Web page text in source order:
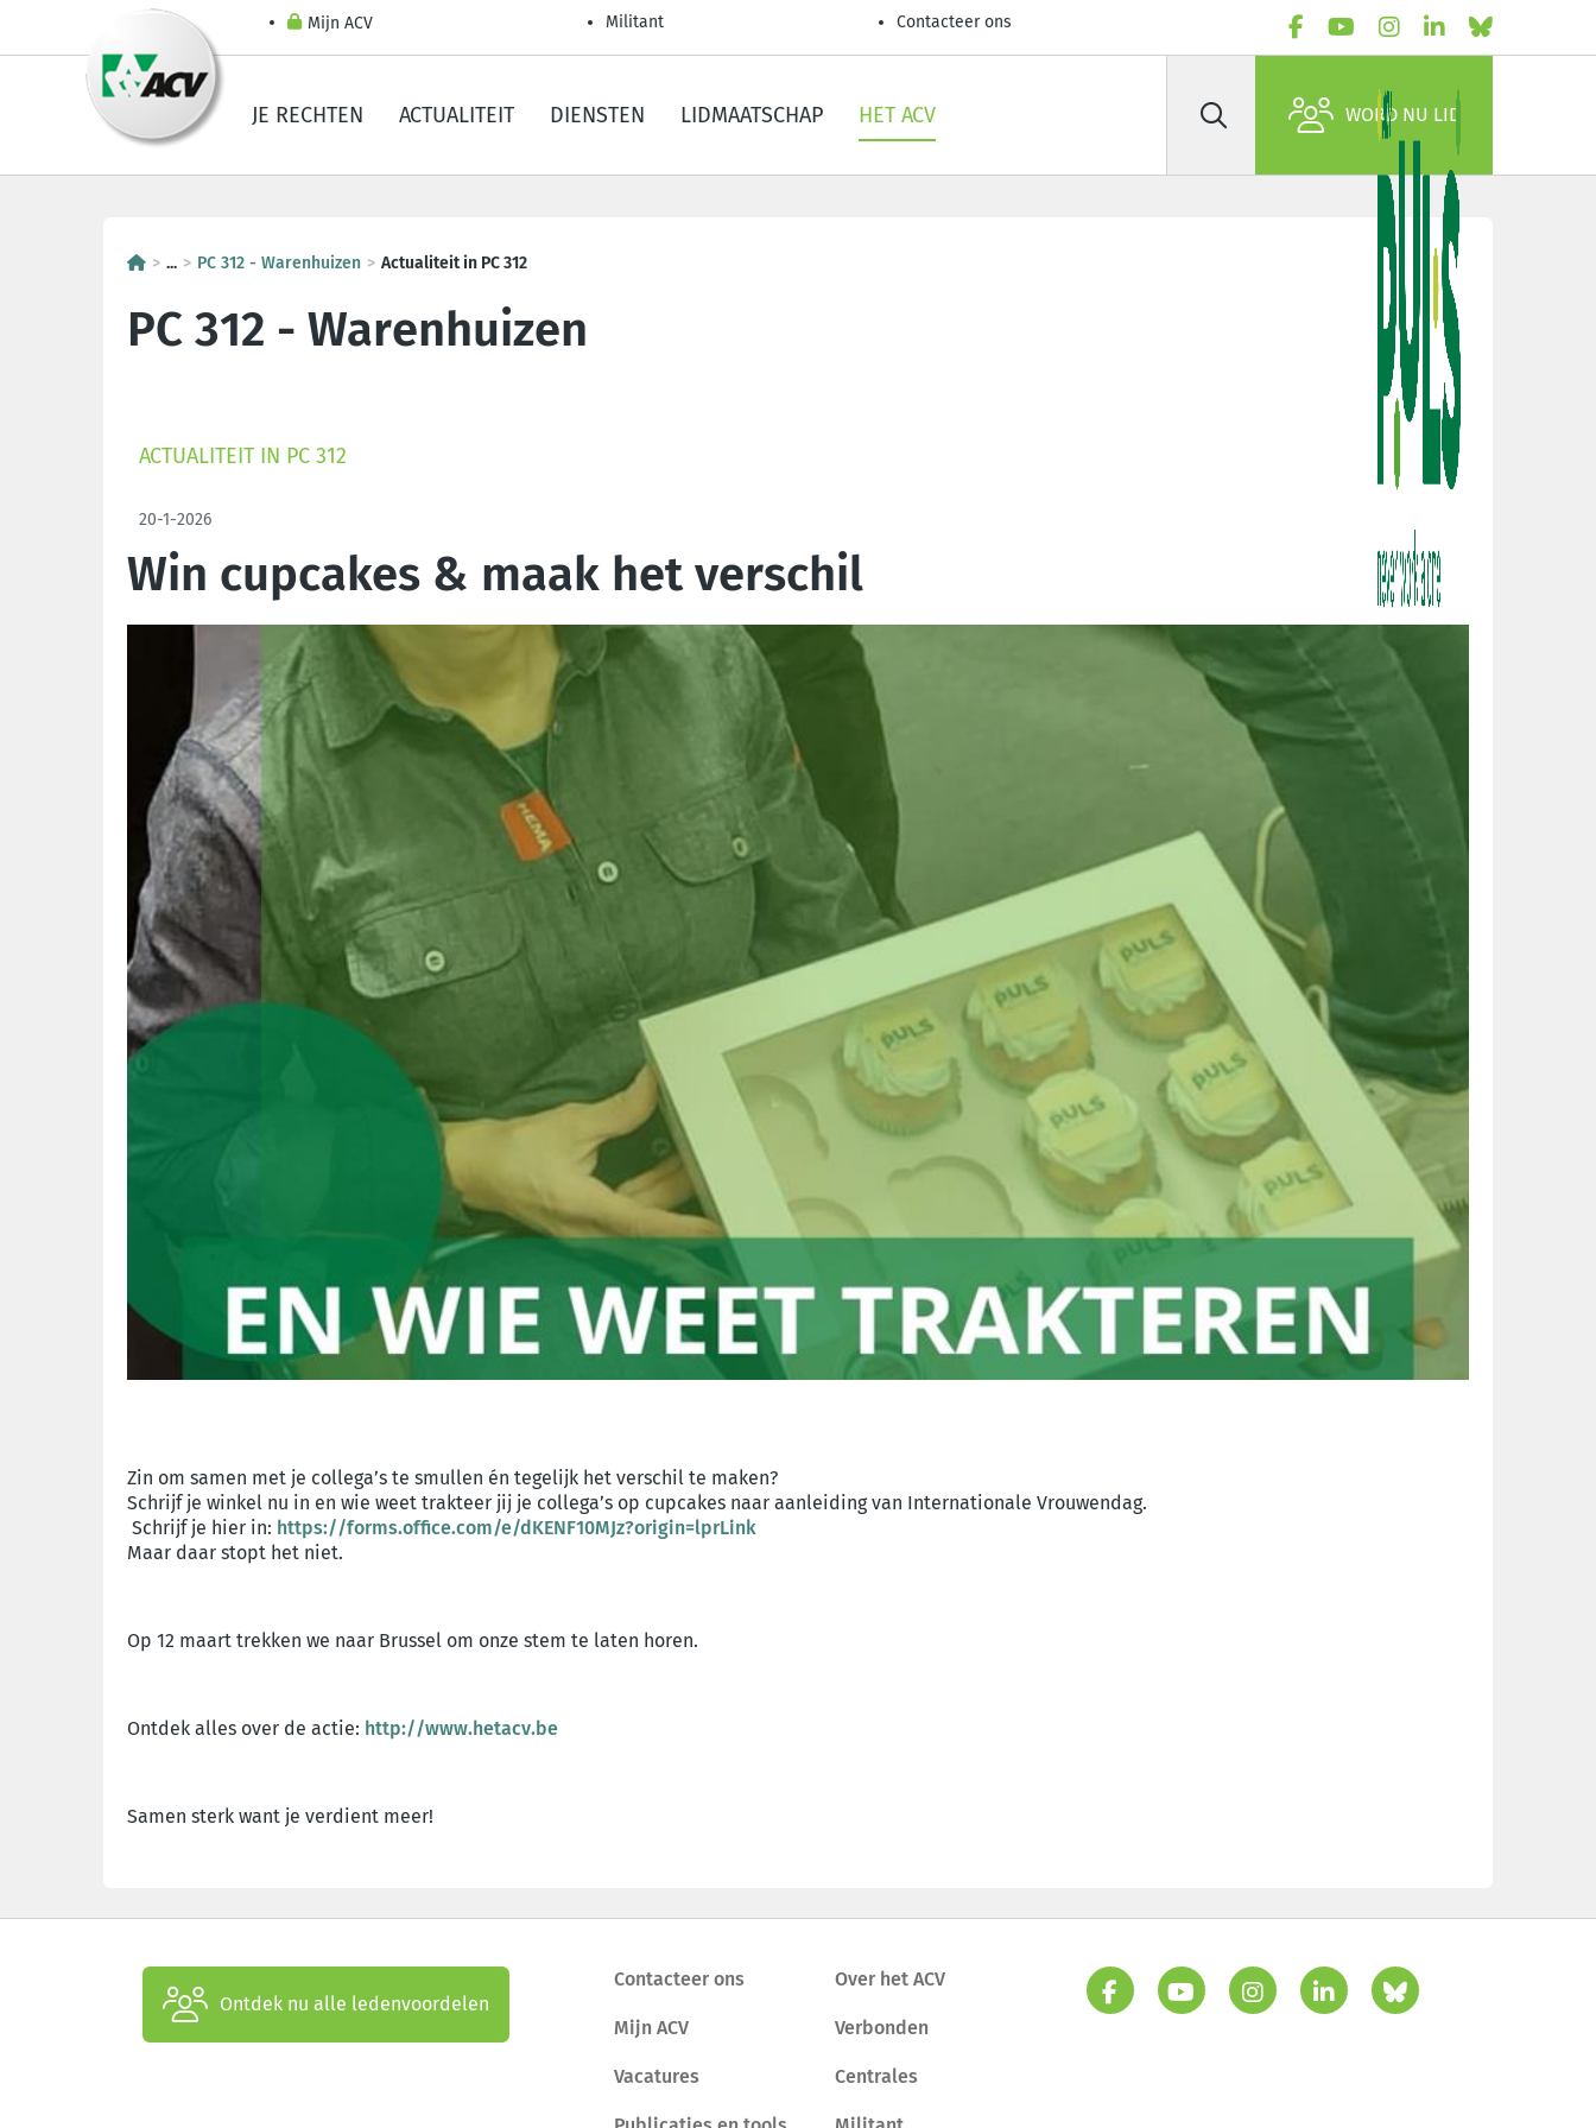
Mijn ACV Militant Contacteer ons
JE RECHTEN ACTUALITEIT DIENSTEN LIDMAATSCHAP HET ACV Zoek WORD NU LID
... PC 312 - Warenhuizen Actualiteit in PC 312
PC 312 - Warenhuizen
ACTUALITEIT IN PC 312
20-1-2026
Win cupcakes & maak het verschil
Zin om samen met je collega’s te smullen én tegelijk het verschil te maken?
Schrijf je winkel nu in en wie weet trakteer jij je collega’s op cupcakes naar aanleidingvan Internationale Vrouwendag.
Schrijf je hier in: https://forms.office.com/e/dKENF10MJz?origin=lprLink
Maar daar stopt het niet.
Op 12 maart trekken we naar Brussel om onze stem te laten horen.
Ontdek alles over de actie: http://www.hetacv.be
Samen sterk want je verdient meer!
Ontdek nu alle ledenvoordelen
Contacteer ons
Mijn ACV
Vacatures
Over het ACV
Verbonden
Centrales